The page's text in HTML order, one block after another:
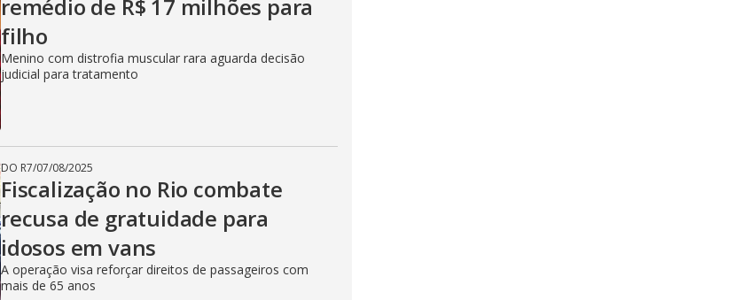
remédio de R$ 17 milhões para
filho
Menino com distrofia muscular rara aguarda decisão
judicial para tratamento
DO R7/07/08/2025
Fiscalização no Rio combate
recusa de gratuidade para
idosos em vans
A operação visa reforçar direitos de passageiros com
mais de 65 anos